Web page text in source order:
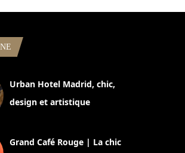
Urban Hotel Madrid, chic,
design et artistique
Grand Café Rouge | La chic